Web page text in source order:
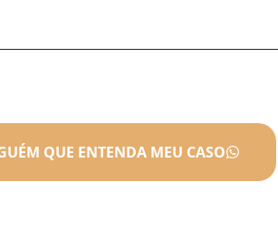
QUE ENTENDA MEU CASO